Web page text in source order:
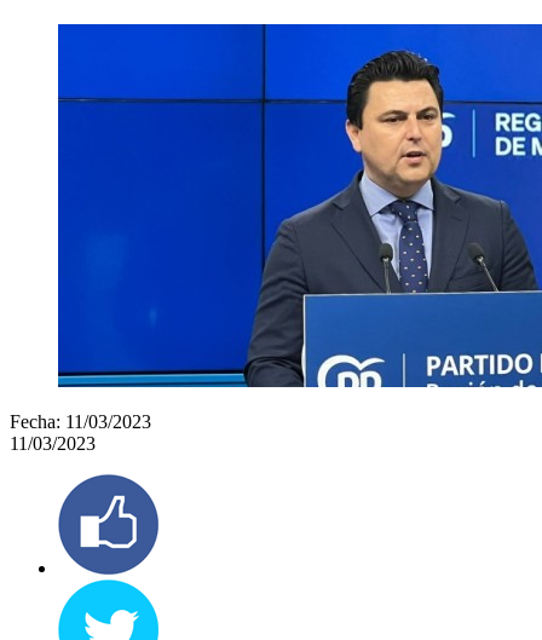
Fecha: 11/03/2023
11/03/2023